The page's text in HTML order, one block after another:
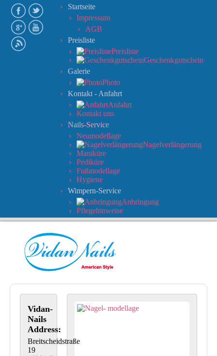
Startseite
Impressum
AGB
Preisliste
Preisliste
Geschenkgutschein
Galerie
Photo
Kontakt - Anfahrt
Anfahrt
Kontakt uns
Nails-Service
Neumodellage
Nagelverlängerung
Maniküre
Pediküre
Fußmodellage
Hygiene
Wimpern-Service
Anbringung
Pflegehinweise
Vidan-
Nails
Address:
Breitscheidstraße
19